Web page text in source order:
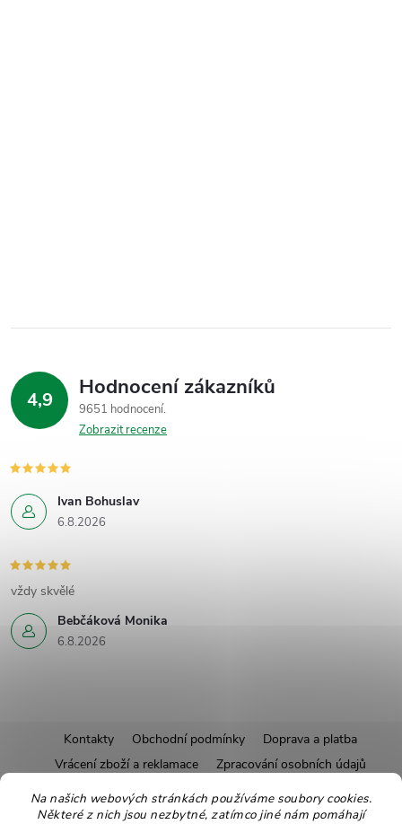
Na našich webových stránkách používáme soubory cookies.
Některé z nich jsou nezbytné, zatímco jiné nám pomáhají
4,9 Hodnocení zákazníků
9651 hodnocení
Zobrazit recenze
Ivan Bohuslav
6.8.2026
Bebčáková Monika
6.8.2026
vždy skvělé
á
Kontakty Obchodní podmínky
Doprava a platba
Vrácení zboží a reklamace
Zpracování osobních údajů
Pravidla soutěží
Affiliate program
Recepty
Pro nové dodavatele
Ekologické balení Moje objednávka